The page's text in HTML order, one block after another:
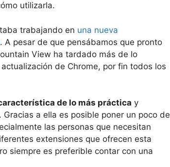
utilizarla.
trabajando en una nueva
. A pesar de que pensábamos que pronto
View ha tardado más de lo
de Chrome, por fin todos los
de lo más práctica y
a ella es posible poner un poco de
las personas que necesitan
extensiones que ofrecen esta
siempre es preferible contar con una